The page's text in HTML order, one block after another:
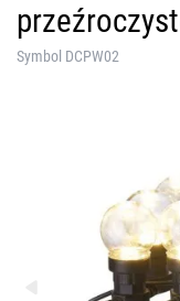
Symbol DCPW02